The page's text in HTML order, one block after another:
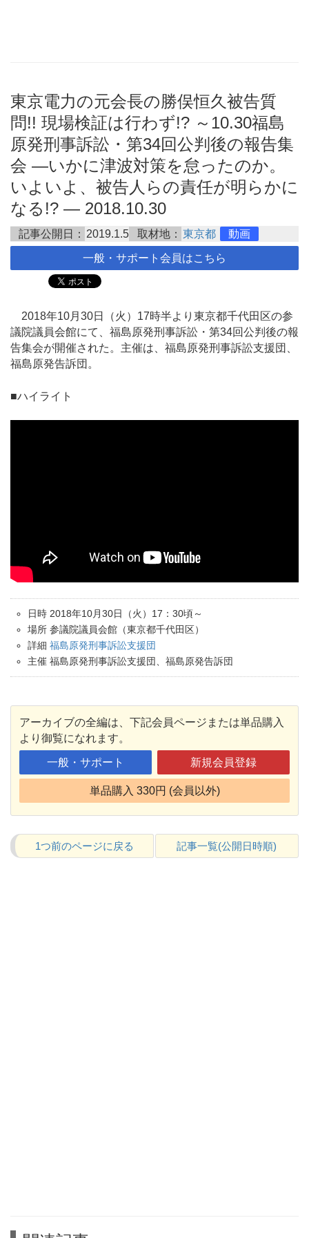
東京電力の元会長の勝俣恒久被告質
問!! 現場検証は行わず!? ～10.30福島
原発刑事訴訟・第34回公判後の報告集
会 ―いかに津波対策を怠ったのか。
いよいよ、被告人らの責任が明らかに
なる!? ― 2018.10.30
記事公開日： 2019.1.5 取材地： 東京都 動画
一般・サポート会員はこちら
2018年10月30日（火）17時半より東京都千代田区の参
議院議員会館にて、福島原発刑事訴訟・第34回公判後の報
告集会が開催された。主催は、福島原発刑事訴訟支援団、
福島原発告訴団。
■ハイライト
日時 2018年10月30日（火）17：30頃～
場所 参議院議員会館（東京都千代田区）
詳細 福島原発刑事訴訟支援団
主催 福島原発刑事訴訟支援団、福島原発告訴団
アーカイブの全編は、下記会員ページまたは単品購入
より御覧になれます。
一般・サポート 新規会員登録
単品購入 330円 (会員以外)
1つ前のページに戻る 記事一覧(公開日時順)